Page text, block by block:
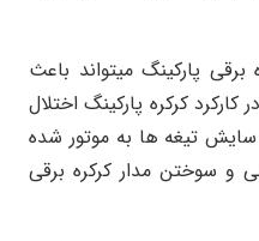
پارکینگ میتواند باعث
کرکره پارکینگ اختلال
سایش تیغه ها به موتور شده
و سوختن مدار کرکره برقی